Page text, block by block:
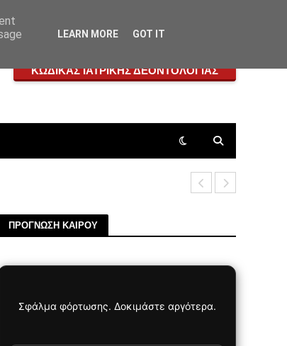
ΚΩΔΙΚΑΣ ΙΑΤΡΙΚΗΣ ΔΕΟΝΤΟΛΟΓΙΑΣ
ΠΡΟΓΝΩΣΗ ΚΑΙΡΟΥ
Σφάλμα φόρτωσης. Δοκιμάστε αργότερα.
LEARN MORE GOT IT